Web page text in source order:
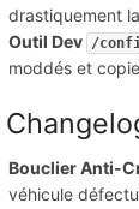
drastiquement
Outil Dev /
moddés et
Bouclier Anti-
véhicule